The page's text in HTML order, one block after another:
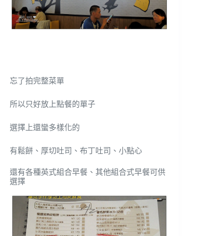
忘了拍完整菜單
所以只好放上點餐的單子
選擇上還蠻多樣化的
有鬆餅、厚切吐司、布丁吐司、小點心
還有各種英式組合早餐、其他組合式早餐可供
選擇